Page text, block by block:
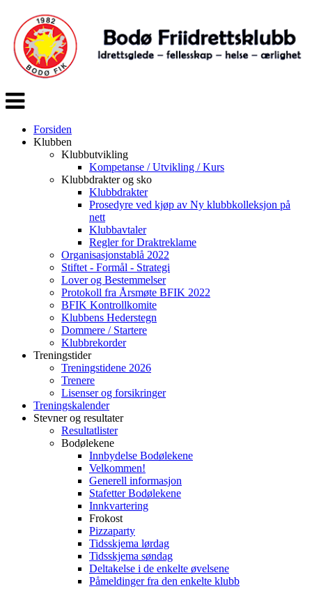
Veksle
navigasjon
Forsiden
Klubben
Klubbutvikling
Kompetanse / Utvikling / Kurs
Klubbdrakter og sko
Klubbdrakter
Prosedyre ved kjøp av Ny klubbkolleksjon på
nett
Klubbavtaler
Regler for Draktreklame
Organisasjonstablå 2022
Stiftet - Formål - Strategi
Lover og Bestemmelser
Protokoll fra Årsmøte BFIK 2022
BFIK Kontrollkomite
Klubbens Hederstegn
Dommere / Startere
Klubbrekorder
Treningstider
Treningstidene 2026
Trenere
Lisenser og forsikringer
Treningskalender
Stevner og resultater
Resultatlister
Bodølekene
Innbydelse Bodølekene
Velkommen!
Generell informasjon
Stafetter Bodølekene
Innkvartering
Frokost
Pizzaparty
Tidsskjema lørdag
Tidsskjema søndag
Deltakelse i de enkelte øvelsene
Påmeldinger fra den enkelte klubb